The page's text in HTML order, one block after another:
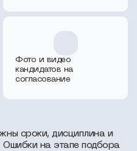
Фото и видео
кандидатов на
согласование
сроки, дисциплина и
Ошибки на этапе подбора